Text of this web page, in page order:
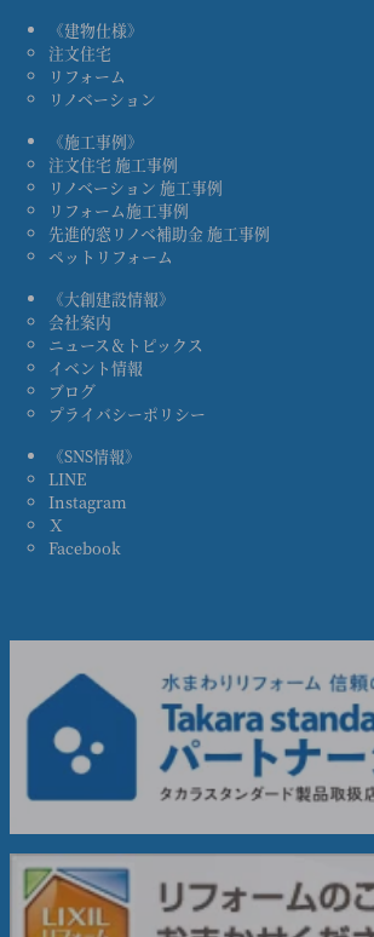
《建物仕様》
注文住宅
リフォーム
リノベーション
《施工事例》
注文住宅 施工事例
リノベーション 施工事例
リフォーム施工事例
先進的窓リノベ補助金 施工事例
ペットリフォーム
《大創建設情報》
会社案内
ニュース＆トピックス
イベント情報
ブログ
プライバシーポリシー
《SNS情報》
LINE
Instagram
Ｘ
Facebook